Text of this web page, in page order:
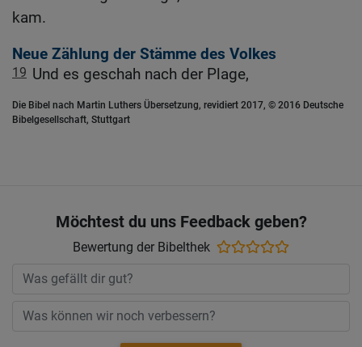
kam.
Neue Zählung der Stämme des Volkes
19 Und es geschah nach der Plage,
Die Bibel nach Martin Luthers Übersetzung, revidiert 2017, © 2016 Deutsche
Bibelgesellschaft, Stuttgart
Möchtest du uns Feedback geben?
Bewertung der Bibelthek